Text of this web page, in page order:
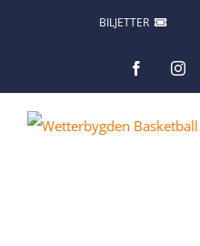
BILJETTER
Facebook